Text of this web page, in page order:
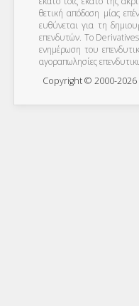
θετική απόδοση μίας
ευθύνεται για τη
επενδυτών. To
ενημέρωση του
αγοραπωλησίες
Copyright © 2000-2026